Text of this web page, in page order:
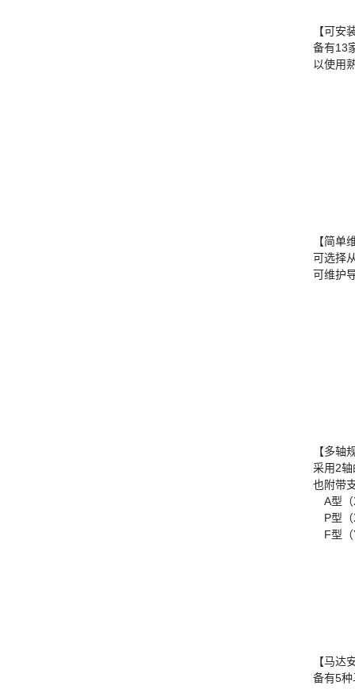
【可安
备有13
以使用
【简单
可选择
可维护
【多轴
采用2
也附带
A型（
P型（
F型（
【马达
备有5